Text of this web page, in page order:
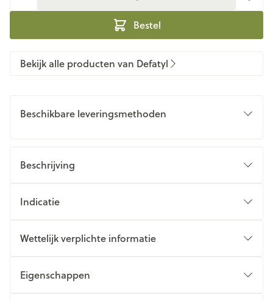
Bestel
Bekijk alle producten van Defatyl
Beschikbare leveringsmethoden
Beschrijving
Indicatie
Wettelijk verplichte informatie
Eigenschappen